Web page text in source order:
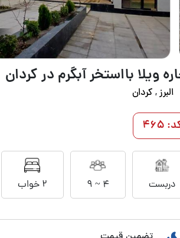
ویلا بااستخر آبگرم در کردان
البرز, کردان
465
دربست 4 ~ 9 2 خواب